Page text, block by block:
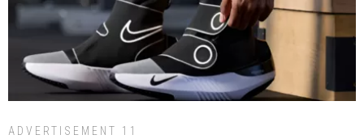
ADVERTISEMENT 11